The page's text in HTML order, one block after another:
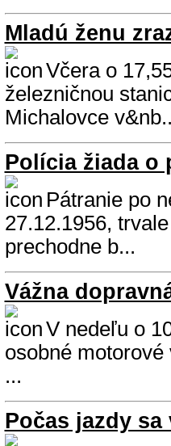
Mladú ženu
Včera o
železničnou
Michalovce
Polícia žiada o
Pátranie po
27.12.1956,
prechodne b...
Vážna
V nedeľu o
osobné
...
Počas jazdy